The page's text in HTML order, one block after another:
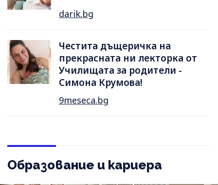
darik.bg
Честита дъщеричка на
прекрасната ни лекторка от
Училищата за родители -
Симона Крумова!
9meseca.bg
Образование и кариера